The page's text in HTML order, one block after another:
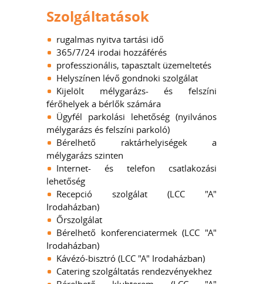
Szolgáltatások
rugalmas nyitva tartási idő
365/7/24 irodai hozzáférés
professzionális, tapasztalt üzemeltetés
Helyszínen lévő gondnoki szolgálat
Kijelölt mélygarázs- és felszíni
férőhelyek a bérlők számára
Ügyfél parkolási lehetőség (nyilvános
mélygarázs és felszíni parkoló)
Bérelhető raktárhelyiségek a
mélygarázs szinten
Internet- és telefon csatlakozási
lehetőség
Recepció szolgálat (LCC "A"
Irodaházban)
Őrszolgálat
Bérelhető konferenciatermek (LCC "A"
Irodaházban)
Kávézó-bisztró (LCC "A" Irodaházban)
Catering szolgáltatás rendezvényekhez